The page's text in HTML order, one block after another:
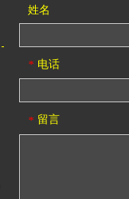
姓名
* 电话
* 留言